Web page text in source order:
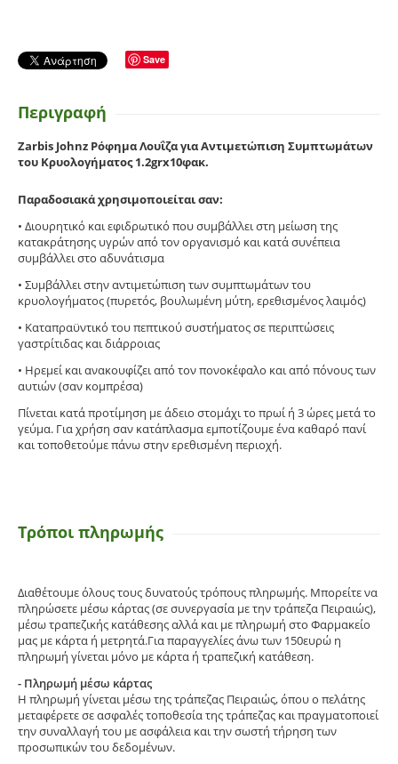
Save
Περιγραφή
Zarbis Johnz Ρόφημα Λουΐζα για Αντιμετώπιση Συμπτωμάτων
του Κρυολογήματος 1.2grx10φακ.
Παραδοσιακά χρησιμοποιείται σαν:
• Διουρητικό και εφιδρωτικό που συμβάλλει στη μείωση της
κατακράτησης υγρών από τον οργανισμό και κατά συνέπεια
συμβάλλει στο αδυνάτισμα
• Συμβάλλει στην αντιμετώπιση των συμπτωμάτων του
κρυολογήματος (πυρετός, βουλωμένη μύτη, ερεθισμένος λαιμός)
• Καταπραϋντικό του πεπτικού συστήματος σε περιπτώσεις
γαστρίτιδας και διάρροιας
• Ηρεμεί και ανακουφίζει από τον πονοκέφαλο και από πόνους των
αυτιών (σαν κομπρέσα)
Πίνεται κατά προτίμηση με άδειο στομάχι το πρωί ή 3 ώρες μετά το
γεύμα. Για χρήση σαν κατάπλασμα εμποτίζουμε ένα καθαρό πανί
και τοποθετούμε πάνω στην ερεθισμένη περιοχή.
Τρόποι πληρωμής
Διαθέτουμε όλους τους δυνατούς τρόπους πληρωμής. Μπορείτε να
πληρώσετε μέσω κάρτας (σε συνεργασία με την τράπεζα Πειραιώς),
μέσω τραπεζικής κατάθεσης αλλά και με πληρωμή στο Φαρμακείο
μας με κάρτα ή μετρητά.Για παραγγελίες άνω των 150ευρώ η
πληρωμή γίνεται μόνο με κάρτα ή τραπεζική κατάθεση.
- Πληρωμή μέσω κάρτας
Η πληρωμή γίνεται μέσω της τράπεζας Πειραιώς, όπου ο πελάτης
μεταφέρετε σε ασφαλές τοποθεσία της τράπεζας και πραγματοποιεί
την συναλλαγή του με ασφάλεια και την σωστή τήρηση των
προσωπικών του δεδομένων.